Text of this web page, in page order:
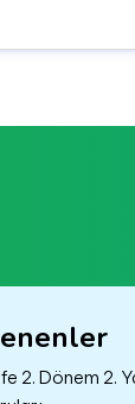
2. Dönem 2.